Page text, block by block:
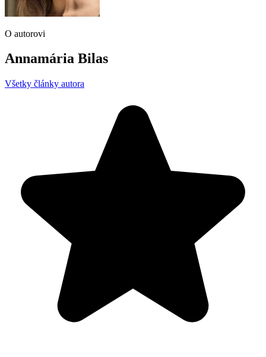
O autorovi
Annamária Bilas
Všetky články autora